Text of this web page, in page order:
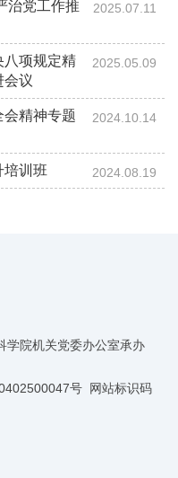
治党工作推
2025.07.11
八项规定精
会议
2025.05.09
会精神专题
2024.10.14
培训班 2024.08.19
学院机关党委办公室承办
号 网站标识码